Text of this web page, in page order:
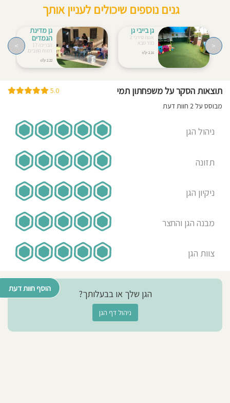
הוסף חוות דעת
גנים נוספים שיכולים לעניין אותך
גן בייבי גן
אנצו סירני 2
כפר סבא
2.16 ק"מ
גן מדינת
הגמדים
הבריכה 17
רמות השבים
2.22 ק"מ
> <
תוצאות הסקר על משפחתון תמי
מבוסס על 2 חוות דעת
5.0
ניהול הגן
תזונה
ניקיון הגן
מבנה הגן והחצר
צוות הגן
הגן שלך או בבעלותך?
ניהול דף הגן